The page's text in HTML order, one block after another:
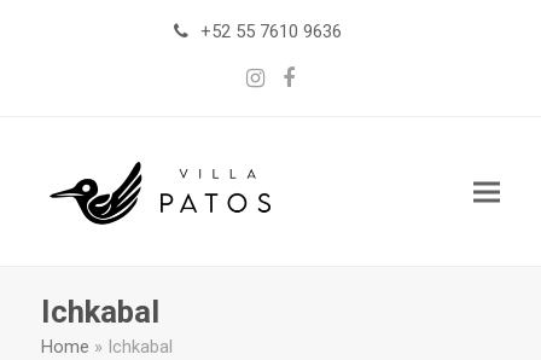
+52 55 7610 9636
Instagram
Facebook
Ichkabal
Home » Ichkabal